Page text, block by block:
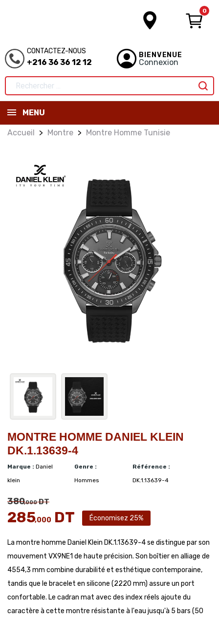
0
CONTACTEZ-NOUS
+216 36 36 12 12
BIENVENUE
Connexion
MENU
Accueil Montre Montre Homme Tunisie
MONTRE HOMME DANIEL KLEIN
DK.1.13639-4
Marque : Daniel
klein
Genre :
Hommes
Référence :
DK.1.13639-4
380,000DT
285,000 DT Économisez 25%
La montre homme Daniel Klein DK.1.13639-4 se distingue par son
mouvement VX9NE1 de haute précision. Son boîtier en alliage de
4554,3 mm combine durabilité et esthétique contemporaine,
tandis que le bracelet en silicone (2220 mm) assure un port
confortable. Le cadran mat avec des index réels ajoute du
caractère à cette montre résistante à l'eau jusqu'à 5 bars (50